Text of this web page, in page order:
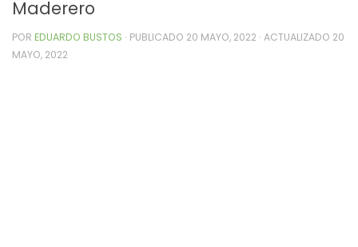
Maderero
POR EDUARDO BUSTOS · PUBLICADO 20 MAYO, 2022 · ACTUALIZADO 20
MAYO, 2022